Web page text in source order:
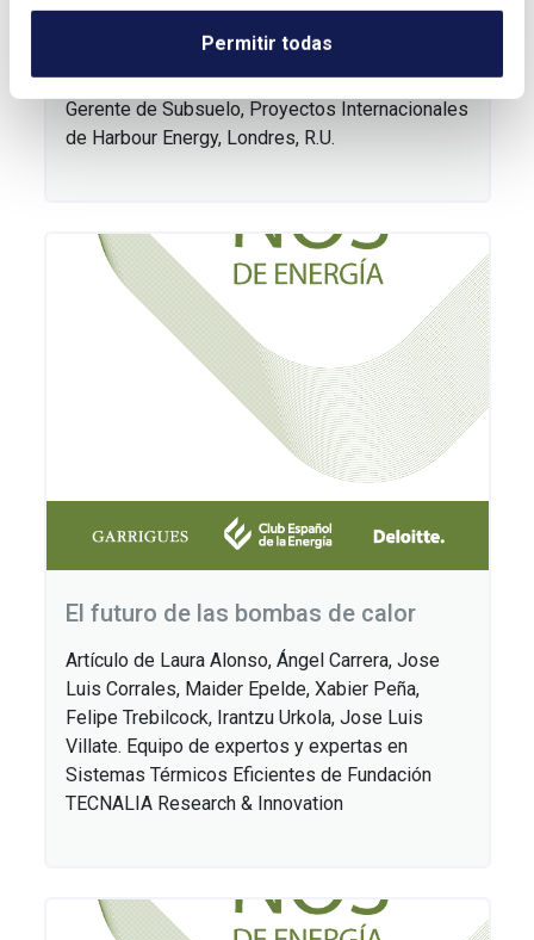
Permitir todas
una visión de conjunto
Artículo de Teresa Redondo López, PhD, FGS.
Gerente de Subsuelo, Proyectos Internacionales
de Harbour Energy, Londres, R.U.
El futuro de las bombas de calor
Artículo de Laura Alonso, Ángel Carrera, Jose
Luis Corrales, Maider Epelde, Xabier Peña,
Felipe Trebilcock, Irantzu Urkola, Jose Luis
Villate. Equipo de expertos y expertas en
Sistemas Térmicos Eficientes de Fundación
TECNALIA Research & Innovation